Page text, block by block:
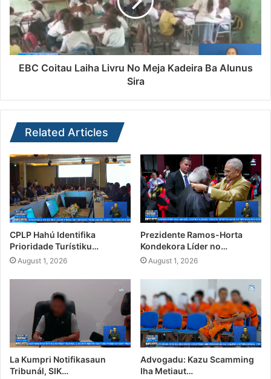
EBC Coitau Laiha Livru No Meja Kadeira Ba Alunus
Sira
Related Articles
CPLP Hahú Identifika
Prioridade Turístiku…
August 1, 2026
Prezidente Ramos-Horta
Kondekora Líder no…
August 1, 2026
La Kumpri Notifikasaun
Tribunál, SIK…
Advogadu: Kazu Scamming
Iha Metiaut…